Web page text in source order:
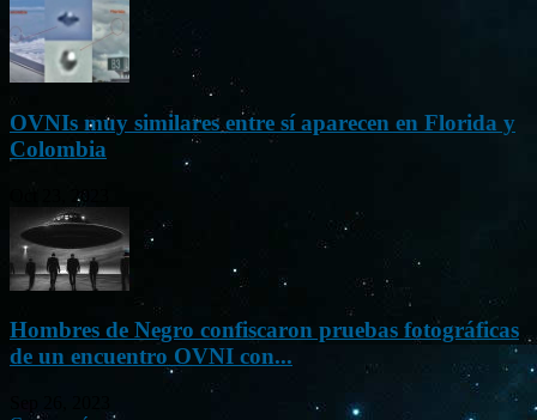
OVNIs muy similares entre sí aparecen en Florida y
Colombia
Oct 23, 2023
Hombres de Negro confiscaron pruebas fotográficas
de un encuentro OVNI con...